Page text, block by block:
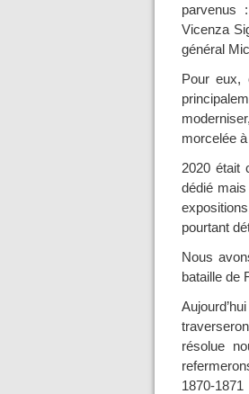
parvenus
Vicenza
général
Pour eux,
morcelée
2020 était
dédié
pourtant
Nous
bataille de
résolue
1870-